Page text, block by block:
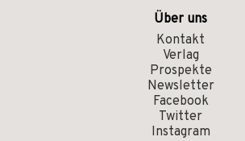
Über uns
Kontakt
Verlag
Prospekte
Newsletter
Facebook
Twitter
Instagram